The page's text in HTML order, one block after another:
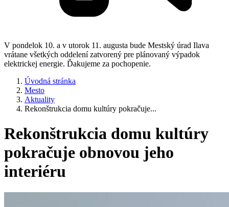
V pondelok 10. a v utorok 11. augusta bude Mestský úrad Ilava
vrátane všetkých oddelení zatvorený pre plánovaný výpadok
elektrickej energie. Ďakujeme za pochopenie.
Úvodná stránka
Mesto
Aktuality
Rekonštrukcia domu kultúry pokračuje...
Rekonštrukcia domu kultúry
pokračuje obnovou jeho
interiéru